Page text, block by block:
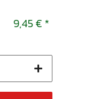
9,45 € *